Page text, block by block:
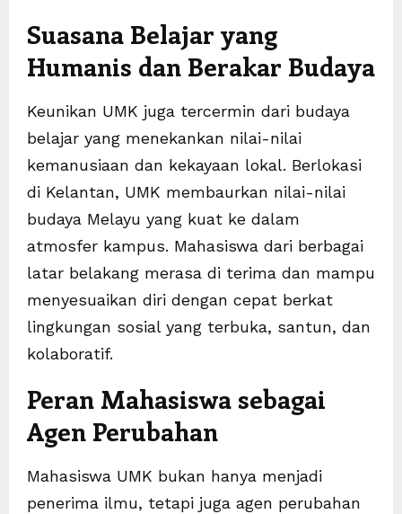
Suasana Belajar yang
Humanis dan Berakar Budaya
Keunikan UMK juga tercermin dari budaya
belajar yang menekankan nilai-nilai
kemanusiaan dan kekayaan lokal. Berlokasi
di Kelantan, UMK membaurkan nilai-nilai
budaya Melayu yang kuat ke dalam
atmosfer kampus. Mahasiswa dari berbagai
latar belakang merasa di terima dan mampu
menyesuaikan diri dengan cepat berkat
lingkungan sosial yang terbuka, santun, dan
kolaboratif.
Peran Mahasiswa sebagai
Agen Perubahan
Mahasiswa UMK bukan hanya menjadi
penerima ilmu, tetapi juga agen perubahan